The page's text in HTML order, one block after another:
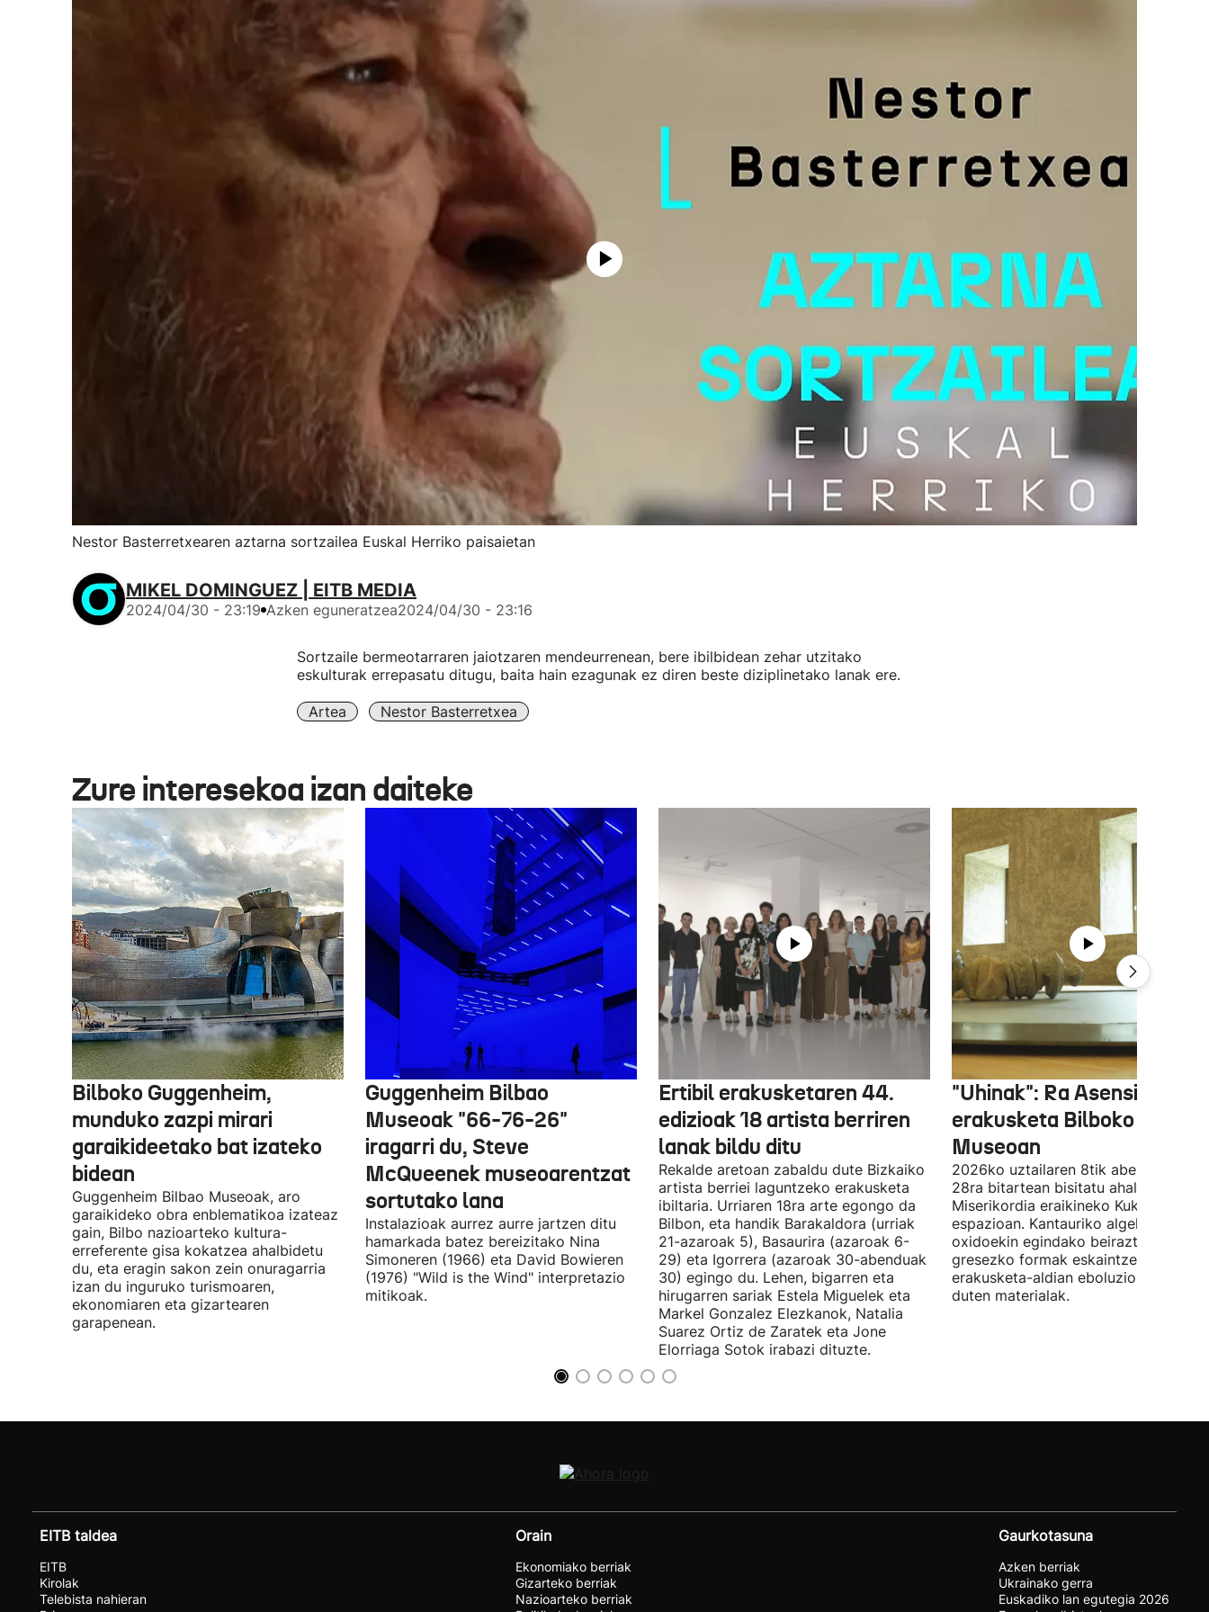
Nestor Basterretxearen aztarna sortzailea Euskal Herriko paisaietan
MIKEL DOMINGUEZ | EITB MEDIA
2024/04/30 - 23:19 Azken eguneratzea2024/04/30 - 23:16
Sortzaile bermeotarraren jaiotzaren mendeurrenean, bere ibilbidean zehar utzitako
eskulturak errepasatu ditugu, baita hain ezagunak ez diren beste diziplinetako lanak ere.
Artea Nestor Basterretxea
Zure interesekoa izan daiteke
Bilboko Guggenheim,
munduko zazpi mirari
garaikideetako bat izateko
bidean
Guggenheim Bilbao Museoak, aro
garaikideko obra enblematikoa izateaz
gain, Bilbo nazioarteko kultura-
erreferente gisa kokatzea ahalbidetu
du, eta eragin sakon zein onuragarria
izan du inguruko turismoaren,
ekonomiaren eta gizartearen
garapenean.
Guggenheim Bilbao
Museoak "66-76-26"
iragarri du, Steve
McQueenek museoarentzat
sortutako lana
Instalazioak aurrez aurre jartzen ditu
hamarkada batez bereizitako Nina
Simoneren (1966) eta David Bowieren
(1976) "Wild is the Wind" interpretazio
mitikoak.
Ertibil erakusketaren 44.
edizioak 18 artista berriren
lanak bildu ditu
Rekalde aretoan zabaldu dute Bizkaiko
artista berriei laguntzeko erakusketa
ibiltaria. Urriaren 18ra arte egongo da
Bilbon, eta handik Barakaldora (urriak
21-azaroak 5), Basaurira (azaroak 6-
29) eta Igorrera (azaroak 30-abenduak
30) egingo du. Lehen, bigarren eta
hirugarren sariak Estela Miguelek eta
Markel Gonzalez Elezkanok, Natalia
Suarez Ortiz de Zaratek eta Jone
Elorriaga Sotok irabazi dituzte.
"Uhinak": Ra Asensiren
erakusketa Bilboko Euskal
Museoan
2026ko uztailaren 8tik abenduaren
28ra bitartean bisitatu ahal izango
Miserikordia eraikineko Kukula
espazioan. Kantauriko algekin eta
oxidoekin egindako beiraztatutako
gresezko formak eskaintzen ditu,
erakusketa-aldian eboluzionatzen
duten materialak.
EITB taldea
EITB
Kirolak
Telebista nahieran
Orain
Ekonomiako berriak
Gizarteko berriak
Nazioarteko berriak
Gaurkotasuna
Azken berriak
Ukrainako gerra
Euskadiko lan egutegia 2026